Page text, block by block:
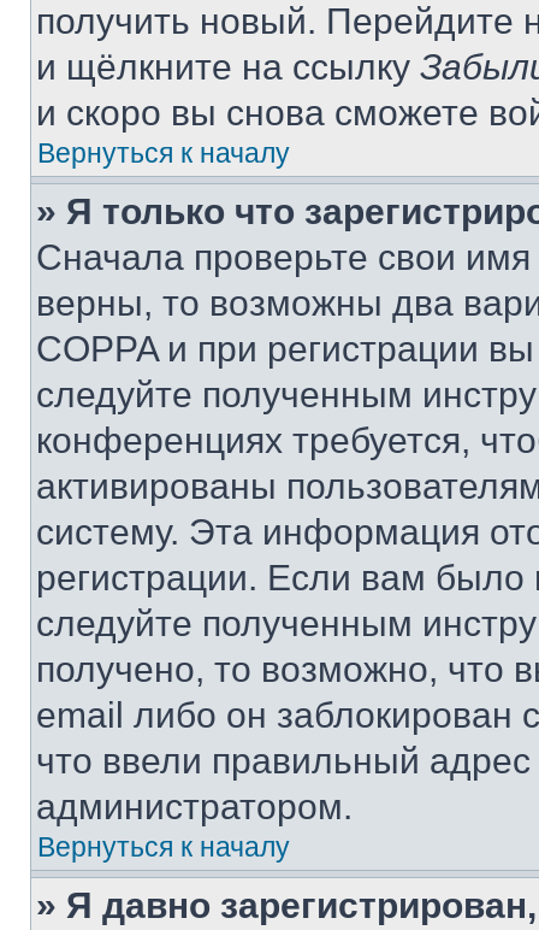
получить новый. Перейдите
и щёлкните на ссылку
и скоро вы снова сможете
Вернуться к началу
» Я только что
Сначала проверьте свои
верны, то возможны два
COPPA и при регистрации
следуйте полученным
конференциях требуется,
активированы
систему. Эта информация
регистрации. Если вам
следуйте полученным
получено, то возможно, что
email либо он
что ввели правильный адрес
администратором.
Вернуться к началу
» Я давно